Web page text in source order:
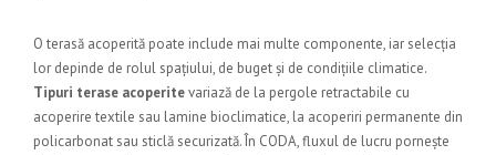
O terasă acoperită poate include mai multe componente, iar selecția
lor depinde de rolul spațiului, de buget și de condițiile climatice.
Tipuri terase acoperitevariază de la pergole retractabile cu
acoperire textile sau lamine bioclimatice, la acoperiri permanente din
policarbonat sau sticlă securizată. În CODA, fluxul de lucru pornește